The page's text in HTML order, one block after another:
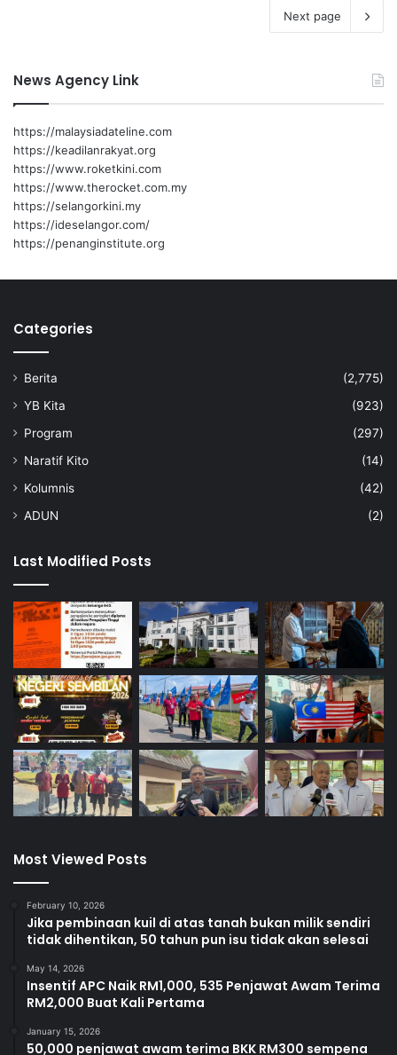
Next page
News Agency Link
https://malaysiadateline.com
https://keadilanrakyat.org
https://www.roketkini.com
https://www.therocket.com.my
https://selangorkini.my
https://ideselangor.com/
https://penanginstitute.org
Categories
Berita
(2,775)
YB Kita
(923)
Program
(297)
Naratif Kito
(14)
Kolumnis
(42)
ADUN
(2)
Last Modified Posts
Most Viewed Posts
February 10, 2026
Jika pembinaan kuil di atas tanah bukan milik sendiri
tidak dihentikan, 50 tahun pun isu tidak akan selesai
May 14, 2026
Insentif APC Naik RM1,000, 535 Penjawat Awam Terima
RM2,000 Buat Kali Pertama
January 15, 2026
50,000 penjawat awam terima BKK RM300 sempena